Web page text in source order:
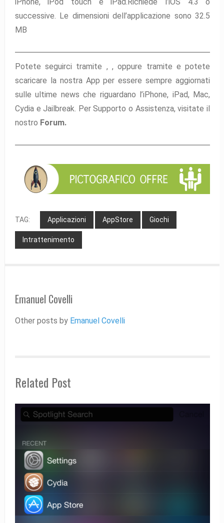
successive. Le dimensioni dell’applicazione sono 32.5
MB
Potete seguirci tramite , ,oppure tramite e potete
scaricare la nostra App per essere sempre aggiornati
sulle ultime news che riguardano l’iPhone, iPad, Mac,
Cydia e Jailbreak. Per Supporto o Assistenza, visitate il
nostro Forum.
TAG: Applicazioni AppStore Giochi
Intrattenimento
Emanuel Covelli
Other posts by Emanuel Covelli
Related Post